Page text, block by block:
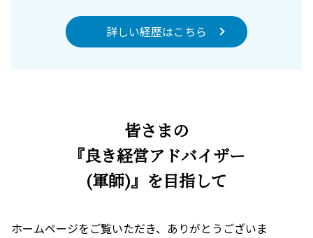
詳しい経歴はこちら
皆さまの
『良き経営アドバイザー
(軍師)』を目指して
ホームページをご覧いただき、ありがとうございま